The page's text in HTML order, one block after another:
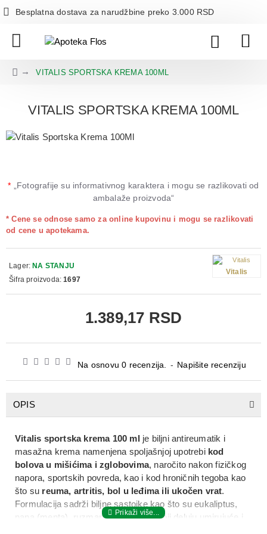
Besplatna dostava za narudžbine preko 3.000 RSD
VITALIS SPORTSKA KREMA 100ML
VITALIS SPORTSKA KREMA 100ML
* „Fotografije su informativnog karaktera i mogu se razlikovati od
ambalaže proizvoda“
Na osnovu 0 recenzija. - Napišite recenziju
* Cene se odnose samo za online kupovinu i mogu se razlikovati
od cene u apotekama.
1.389,17 RSD
Lager: NA STANJU
Šifra proizvoda: 1697
Vitalis
OPIS
Vitalis sportska krema 100 ml je biljni antireumatik i
masažna krema namenjena spoljašnjoj upotrebi kod
bolova u mišićima i zglobovima, naročito nakon fizičkog
napora, sportskih povreda, kao i kod hroničnih tegoba kao
što su reuma, artritis, bol u leđima ili ukočen vrat.
Formulacija sadrži biljne sastojkekao što sueukaliptus,
nana (menta), ruzmarin i aloe vera, koji deluju umirujuće i